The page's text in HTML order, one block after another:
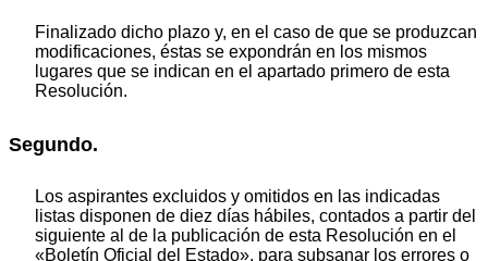
Finalizado dicho plazo y, en el caso de que se produzcan
modificaciones, éstas se expondrán en los mismos
lugares que se indican en el apartado primero de esta
Resolución.
Segundo.
Los aspirantes excluidos y omitidos en las indicadas
listas disponen de diez días hábiles, contados a partir del
siguiente al de la publicación de esta Resolución en el
«Boletín Oficial del Estado», para subsanar los errores o